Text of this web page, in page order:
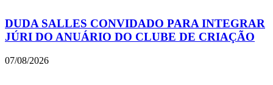
DUDA SALLES CONVIDADO PARA INTEGRAR
JÚRI DO ANUÁRIO DO CLUBE DE CRIAÇÃO
07/08/2026